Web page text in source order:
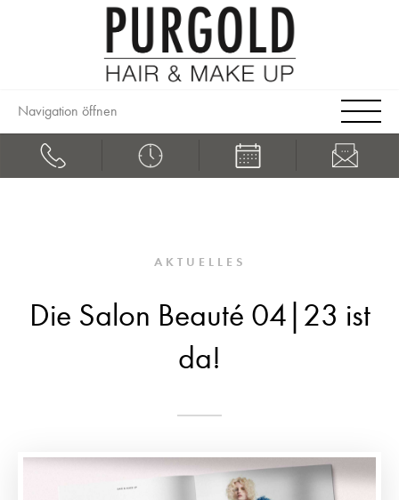
Navigation öffnen
AKTUELLES
Die Salon Beauté 04|23 ist
da!